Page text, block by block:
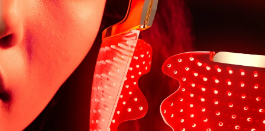
issa™ Teeth Whitening Set
FAQ™ Dual LED Panel
Türkçe
简体中文 繁體中文
發貨國家
美國 預計送達日期 8/9/26
英國 預計送達日期8/8/26